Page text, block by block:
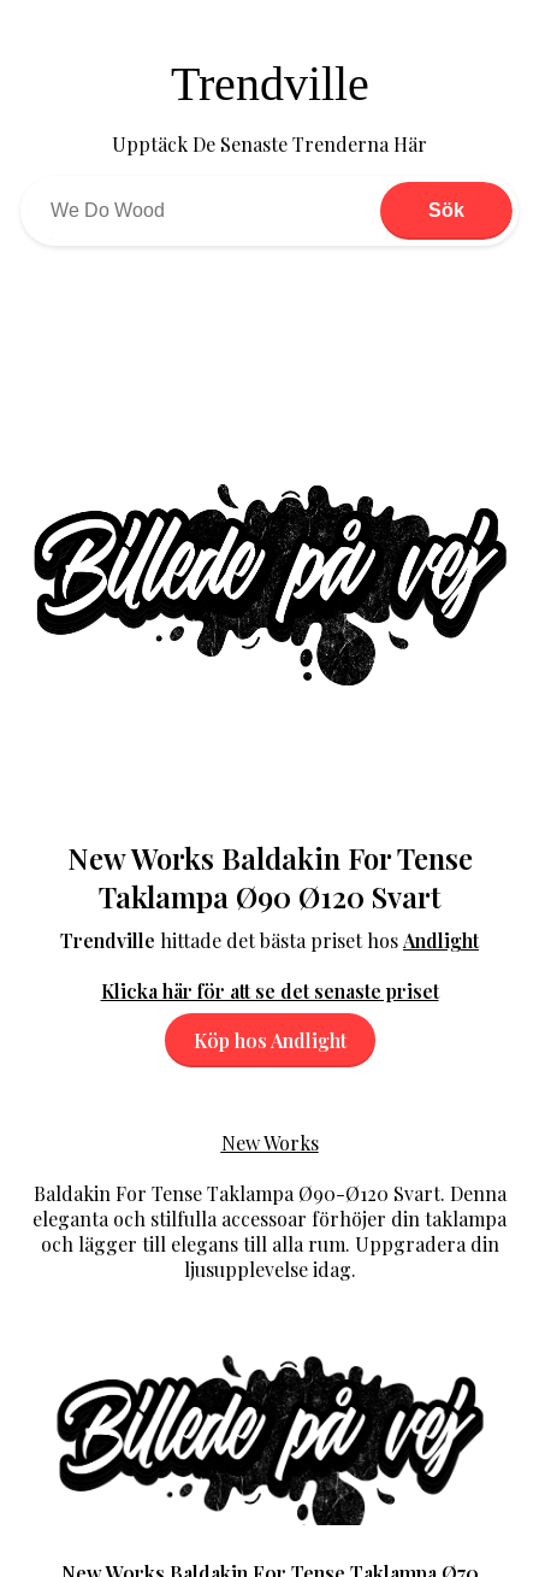
Trendville
Upptäck De Senaste Trenderna Här
Sök
New Works Baldakin For Tense
Taklampa Ø90 Ø120 Svart
Trendville hittade det bästa priset hosAndlight
Klicka här för att se det senaste priset
Köp hos Andlight
New Works
Baldakin For Tense Taklampa Ø90-Ø120 Svart. Denna
eleganta och stilfulla accessoar förhöjer din taklampa
och lägger till elegans till alla rum. Uppgradera din
ljusupplevelse idag.